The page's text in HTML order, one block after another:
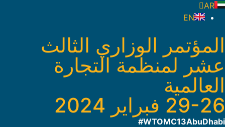
AR
EN
المؤتمر الوزاري الثالث
عشر لمنظمة التجارة
العالمية
29-26 فبراير 2024
WTOMC13AbuDhabi#